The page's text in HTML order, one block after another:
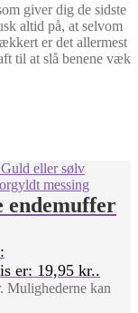
giver dig de sidste
altid på, at selvom
er det allermest
til at slå benene væk
endemuffer
er: 19,95 kr..
Mulighederne kan